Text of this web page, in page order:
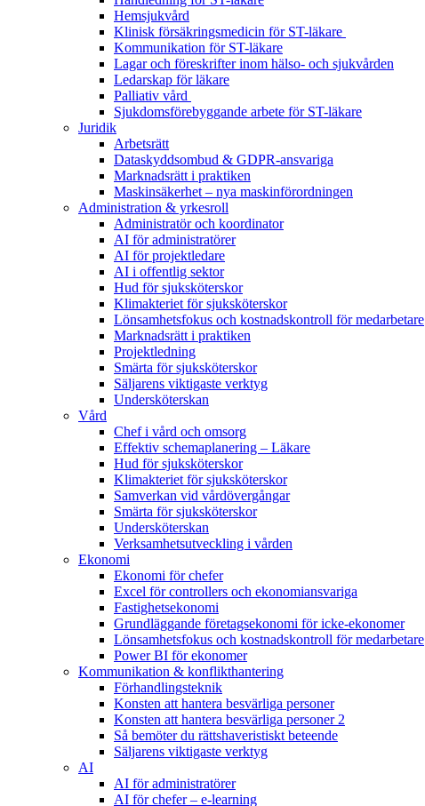
Hemsjukvård
Klinisk försäkringsmedicin för ST-läkare
Kommunikation för ST-läkare
Lagar och föreskrifter inom hälso- och sjukvården
Ledarskap för läkare
Palliativ vård
Sjukdomsförebyggande arbete för ST-läkare
Juridik
Arbetsrätt
Dataskyddsombud & GDPR-ansvariga
Marknadsrätt i praktiken
Maskinsäkerhet – nya maskinförordningen
Administration & yrkesroll
Administratör och koordinator
AI för administratörer
AI för projektledare
AI i offentlig sektor
Hud för sjuksköterskor
Klimakteriet för sjuksköterskor
Lönsamhetsfokus och kostnadskontroll för medarbetare
Marknadsrätt i praktiken
Projektledning
Smärta för sjuksköterskor
Säljarens viktigaste verktyg
Undersköterskan
Vård
Chef i vård och omsorg
Effektiv schemaplanering – Läkare
Hud för sjuksköterskor
Klimakteriet för sjuksköterskor
Samverkan vid vårdövergångar
Smärta för sjuksköterskor
Undersköterskan
Verksamhetsutveckling i vården
Ekonomi
Ekonomi för chefer
Excel för controllers och ekonomiansvariga
Fastighetsekonomi
Grundläggande företagsekonomi för icke-ekonomer
Lönsamhetsfokus och kostnadskontroll för medarbetare
Power BI för ekonomer
Kommunikation & konflikthantering
Förhandlingsteknik
Konsten att hantera besvärliga personer
Konsten att hantera besvärliga personer 2
Så bemöter du rättshaveristiskt beteende
Säljarens viktigaste verktyg
AI
AI för administratörer
AI för chefer – e-learning